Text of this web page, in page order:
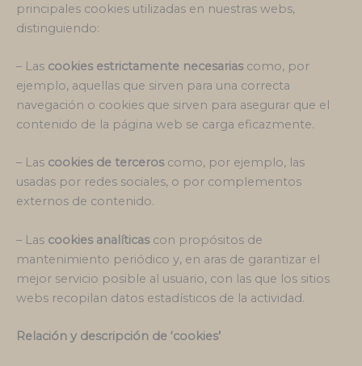
principales cookies utilizadas en nuestras webs,
distinguiendo:
– Las cookies estrictamente necesariascomo, por
ejemplo, aquellas que sirven para una correcta
navegación o cookies que sirven para asegurar que el
contenido de la página web se carga eficazmente.
– Las cookies de terceroscomo, por ejemplo, las
usadas por redes sociales, o por complementos
externos de contenido.
– Las cookies analíticascon propósitos de
mantenimiento periódico y, en aras de garantizar el
mejor servicio posible al usuario, con las que los sitios
webs recopilan datos estadísticos de la actividad.
Relación y descripción de ‘cookies’